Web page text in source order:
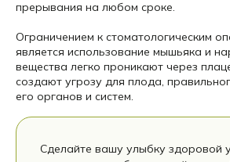
прерывания на любом сроке.
Ограничением к стоматологическим
является использование мышьяка и
вещества легко проникают через
создают угрозу для плода,
его органов и систем.
Сделайте вашу улыбку здоровой